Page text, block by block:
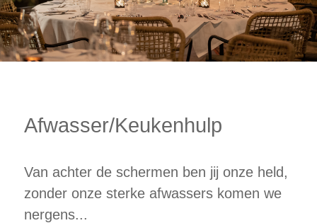
Afwasser/Keukenhulp
Van achter de schermen ben jij onze held,
zonder onze sterke afwassers komen we
nergens...